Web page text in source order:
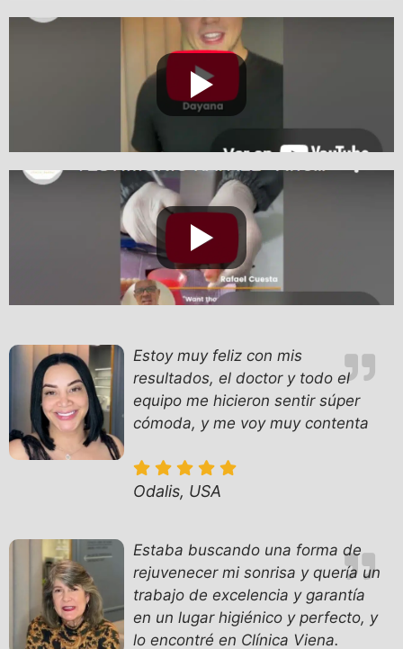
Estoy muy feliz con mis
resultados, el doctor y todo el
equipo me hicieron sentir súper
cómoda, y me voy muy contenta
Odalis, USA
Estaba buscando una forma de
rejuvenecer mi sonrisa y quería un
trabajo de excelencia y garantía
en un lugar higiénico y perfecto, y
lo encontré en Clínica Viena.